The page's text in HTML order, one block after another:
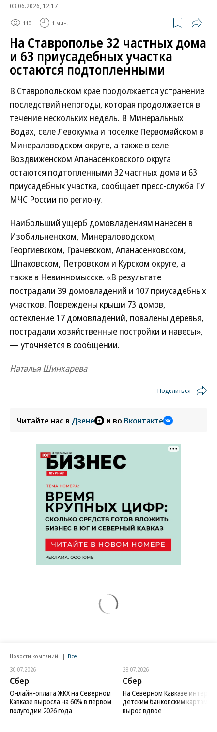
03.06.2026, 12:17
110 1 мин.
На Ставрополье 32 частных дома
и 63 приусадебных участка
остаются подтопленными
В Ставропольском крае продолжается устранение
последствий непогоды, которая продолжается в
течение нескольких недель. В Минеральных
Водах, селе Левокумка и поселке Первомайском в
Минераловодском округе, а также в селе
Воздвиженском Апанасенковского округа
остаются подтопленными 32 частных дома и 63
приусадебных участка, сообщает пресс-служба ГУ
МЧС России по региону.
Наибольший ущерб домовладениям нанесен в
Изобильненском, Минераловодском,
Георгиевском, Грачевском, Апанасенковском,
Шпаковском, Петровском и Курском округе, а
также в Невинномысске. «В результате
пострадали 39 домовладений и 107 приусадебных
участков. Повреждены крыши 73 домов,
остекление 17 домовладений, повалены деревья,
пострадали хозяйственные постройки и навесы»,
— уточняется в сообщении.
Наталья Шинкарева
Поделиться
Читайте нас в Дзене и во Вконтакте
Новости компаний Все
30.07.2026
Сбер
Онлайн-оплата ЖКХ на Северном
Кавказе выросла на 60% в первом
полугодии 2026 года
28.07.2026
Сбер
На Северном Кавказе интерес
детским банковским картам
вырос вдвое